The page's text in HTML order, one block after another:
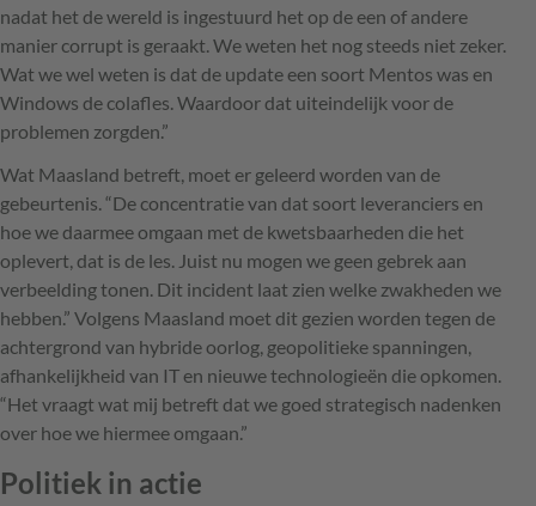
nadat het de wereld is ingestuurd het op de een of andere
manier corrupt is geraakt. We weten het nog steeds niet zeker.
Wat we wel weten is dat de update een soort Mentos was en
Windows de colafles. Waardoor dat uiteindelijk voor de
problemen zorgden.”
Wat Maasland betreft, moet er geleerd worden van de
gebeurtenis. “De concentratie van dat soort leveranciers en
hoe we daarmee omgaan met de kwetsbaarheden die het
oplevert, dat is de les. Juist nu mogen we geen gebrek aan
verbeelding tonen. Dit incident laat zien welke zwakheden we
hebben.” Volgens Maasland moet dit gezien worden tegen de
achtergrond van hybride oorlog, geopolitieke spanningen,
afhankelijkheid van IT en nieuwe technologieën die opkomen.
“Het vraagt wat mij betreft dat we goed strategisch nadenken
over hoe we hiermee omgaan.”
Politiek in actie